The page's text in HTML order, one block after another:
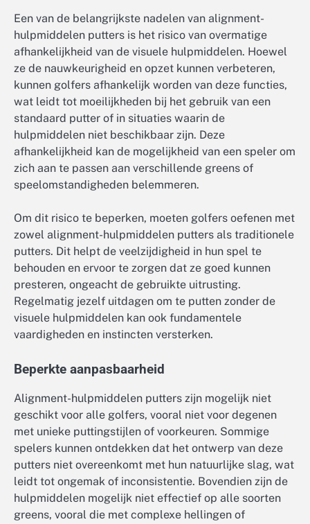
Een van de belangrijkste nadelen van alignment-
hulpmiddelen putters is het risico van overmatige
afhankelijkheid van de visuele hulpmiddelen. Hoewel
ze de nauwkeurigheid en opzet kunnen verbeteren,
kunnen golfers afhankelijk worden van deze functies,
wat leidt tot moeilijkheden bij het gebruik van een
standaard putter of in situaties waarin de
hulpmiddelen niet beschikbaar zijn. Deze
afhankelijkheid kan de mogelijkheid van een speler om
zich aan te passen aan verschillende greens of
speelomstandigheden belemmeren.
Om dit risico te beperken, moeten golfers oefenen met
zowel alignment-hulpmiddelen putters als traditionele
putters. Dit helpt de veelzijdigheid in hun spel te
behouden en ervoor te zorgen dat ze goed kunnen
presteren, ongeacht de gebruikte uitrusting.
Regelmatig jezelf uitdagen om te putten zonder de
visuele hulpmiddelen kan ook fundamentele
vaardigheden en instincten versterken.
Beperkte aanpasbaarheid
Alignment-hulpmiddelen putters zijn mogelijk niet
geschikt voor alle golfers, vooral niet voor degenen
met unieke puttingstijlen of voorkeuren. Sommige
spelers kunnen ontdekken dat het ontwerp van deze
putters niet overeenkomt met hun natuurlijke slag, wat
leidt tot ongemak of inconsistentie. Bovendien zijn de
hulpmiddelen mogelijk niet effectief op alle soorten
greens, vooral die met complexe hellingen of